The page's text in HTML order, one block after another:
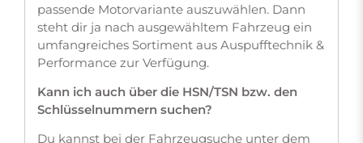
passende Motorvariante auszuwählen. Dann
steht dir ja nach ausgewähltem Fahrzeug ein
umfangreiches Sortiment aus Auspufftechnik &
Performance zur Verfügung.
Kann ich auch über die HSN/TSN bzw. den
Schlüsselnummern suchen?
Du kannst bei der Fahrzeugsuche unter dem